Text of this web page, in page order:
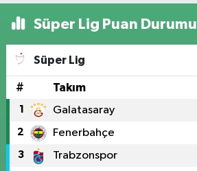
Süper Lig Puan Durumu
Süper Lig
# Takım
1 Galatasaray
2 Fenerbahçe
3 Trabzonspor